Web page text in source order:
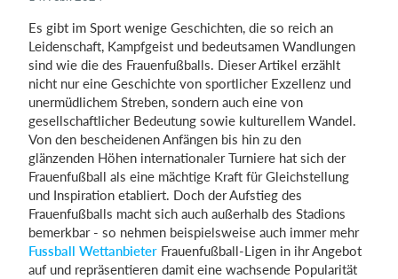
Was kostet es?
Deutsch
Einloggen
Es gibt im Sport wenige Geschichten, die so reich an
Leidenschaft, Kampfgeist und bedeutsamen Wandlungen
sind wie die des Frauenfußballs. Dieser Artikel erzählt
nicht nur eine Geschichte von sportlicher Exzellenz und
unermüdlichem Streben, sondern auch eine von
gesellschaftlicher Bedeutung sowie kulturellem Wandel.
Von den bescheidenen Anfängen bis hin zu den
glänzenden Höhen internationaler Turniere hat sich der
Frauenfußball als eine mächtige Kraft für Gleichstellung
und Inspiration etabliert. Doch der Aufstieg des
Frauenfußballs macht sich auch außerhalb des Stadions
bemerkbar - so nehmen beispielsweise auch immer mehr
Fussball Wettanbieter Frauenfußball-Ligen in ihr Angebot
auf und repräsentieren damit eine wachsende Popularität